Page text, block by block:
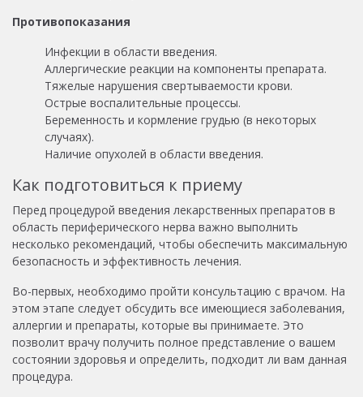
Противопоказания
Инфекции в области введения.
Аллергические реакции на компоненты препарата.
Тяжелые нарушения свертываемости крови.
Острые воспалительные процессы.
Беременность и кормление грудью (в некоторых
случаях).
Наличие опухолей в области введения.
Как подготовиться к приему
Перед процедурой введения лекарственных препаратов в
область периферического нерва важно выполнить
несколько рекомендаций, чтобы обеспечить максимальную
безопасность и эффективность лечения.
Во-первых, необходимо пройти консультацию с врачом. На
этом этапе следует обсудить все имеющиеся заболевания,
аллергии и препараты, которые вы принимаете. Это
позволит врачу получить полное представление о вашем
состоянии здоровья и определить, подходит ли вам данная
процедура.